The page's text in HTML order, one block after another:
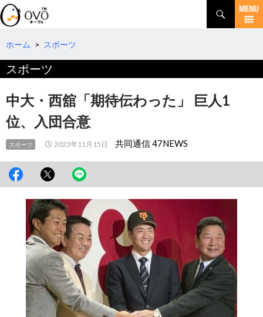
検
索
コ
テ
へ
動
ホーム > スポーツ
スポーツ
中大・西舘「期待伝わった」 巨人1
位、入団合意
スポーツ 2023年11月15日 共同通信 47NEWS